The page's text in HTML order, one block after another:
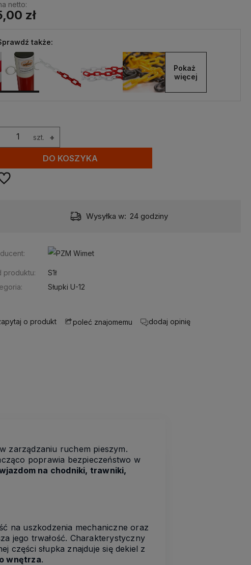
netto:
zł
także:
Pokaż
więcej
szt. +
DO KOSZYKA
Wysyłka w: 24 godziny
produktu:
S1ł
Słupki U-12
o produkt poleć znajomemu dodaj opinię
zarządzaniu ruchem pieszym.
poprawia bezpieczeństwo w
na chodniki, trawniki,
na uszkodzenia mechaniczne oraz
jego trwałość. Charakterystyczny
części słupka znajduje się dekiel z
wnętrza.